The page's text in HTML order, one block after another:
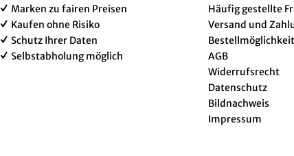
Marken zu fairen Preisen
Kaufen ohne Risiko
Schutz Ihrer Daten
Selbstabholung möglich
Häufig gestellte
Versand und
AGB
Widerrufsrecht
Datenschutz
Bildnachweis
Impressum